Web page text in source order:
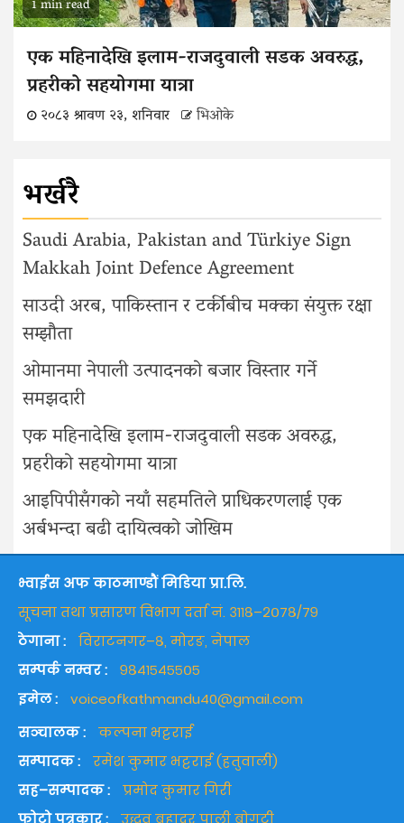
1 min read
एक महिनादेखि इलाम-राजदुवाली सडक अवरुद्ध,
प्रहरीको सहयोगमा यात्रा
२०८३ श्रावण २३, शनिवार भिओके
भर्खरै
Saudi Arabia, Pakistan and Türkiye Sign
Makkah Joint Defence Agreement
साउदी अरब, पाकिस्तान र टर्कीबीच मक्का संयुक्त रक्षा
सम्झौता
ओमानमा नेपाली उत्पादनको बजार विस्तार गर्ने
समझदारी
एक महिनादेखि इलाम-राजदुवाली सडक अवरुद्ध,
प्रहरीको सहयोगमा यात्रा
आइपिपीसँगको नयाँ सहमतिले प्राधिकरणलाई एक
अर्बभन्दा बढी दायित्वको जोखिम
भ्वाईस अफ काठमाण्डौं मिडिया प्रा.लि.
सूचना तथा प्रसारण विभाग दर्ता नं. ३११८–२०७८/७९
ठेगाना :
विराटनगर–८, मोरङ, नेपाल
सम्पर्क नम्वर :
९८४१५४५५०५
इमेल :
voiceofkathmandu40@gmail.com
सञ्चालक :
कल्पना भट्टराई
सम्पादक :
रमेश कुमार भट्टराई (हतुवाली)
सह–सम्पादक :
प्रमोद कुमार गिरी
फोटो पत्रकार :
उद्धव बहादुर पाली बोगटी